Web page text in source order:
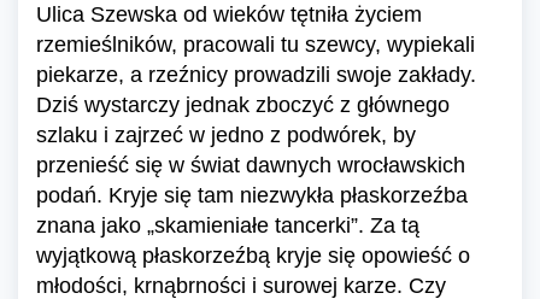
Ulica Szewska od wieków tętniła życiem
rzemieślników, pracowali tu szewcy, wypiekali
piekarze, a rzeźnicy prowadzili swoje zakłady.
Dziś wystarczy jednak zboczyć z głównego
szlaku i zajrzeć w jedno z podwórek, by
przenieść się w świat dawnych wrocławskich
podań. Kryje się tam niezwykła płaskorzeźba
znana jako „skamieniałe tancerki”. Za tą
wyjątkową płaskorzeźbą kryje się opowieść o
młodości, krnąbrności i surowej karze. Czy